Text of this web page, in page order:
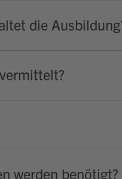
die
werden benötigt?